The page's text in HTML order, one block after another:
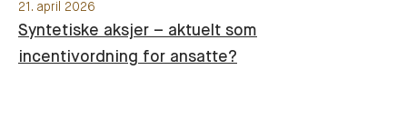
21. april 2026
Syntetiske aksjer – aktuelt som
incentivordning for ansatte?